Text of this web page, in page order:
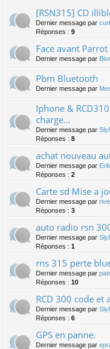
[RSN315] CD
Dernier message par
Réponses : 9
Face avant
Dernier message par
Pbm Bluetooth
Dernier message par
Iphone &
charge...
Dernier message par
Réponses : 8
achat nouveau
Dernier message par
Réponses : 2
Carte sd Mise a
Dernier message par
Réponses : 3
auto radio rsn
Dernier message par
Réponses : 1
rns 315 perte
Dernier message par
Réponses : 10
RCD 300 code et
Dernier message par
Réponses : 6
GPS en panne.
Dernier message par